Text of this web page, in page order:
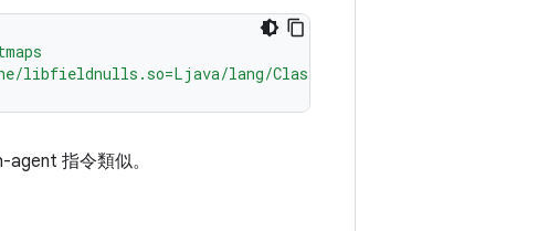
libfieldnulls.so=Ljava/lang/Class;.name:Ljava/lang/
指令類似。